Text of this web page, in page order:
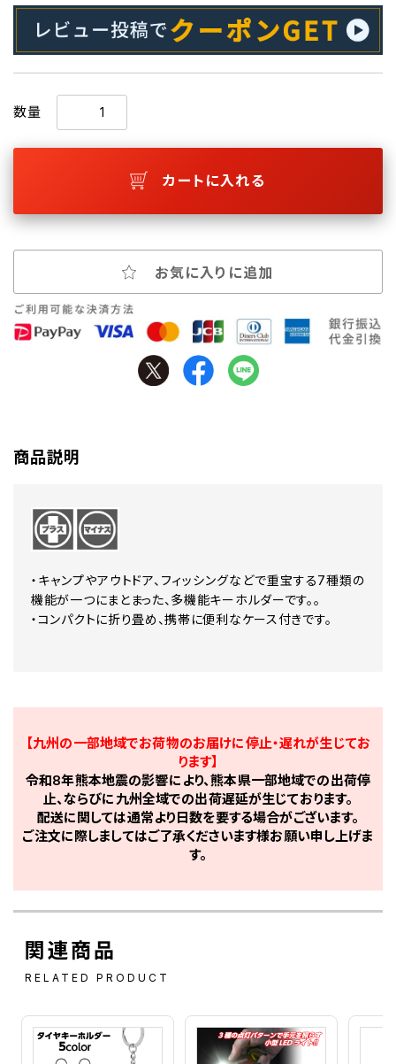
数量
カートに入れる
お気に入りに追加
商品説明
・キャンプやアウトドア、フィッシングなどで重宝する7種類の
機能が一つにまとまった、多機能キーホルダーです。。
・コンパクトに折り畳め、携帯に便利なケース付きです。
【九州の一部地域でお荷物のお届けに停止・遅れが生じてお
ります】
令和8年熊本地震の影響により、熊本県一部地域での出荷停
止、ならびに九州全域での出荷遅延が生じております。
配送に関しては通常より日数を要する場合がございます。
ご注文に際しましてはご了承くださいます様お願い申し上げま
す。
関連商品
RELATED PRODUCT